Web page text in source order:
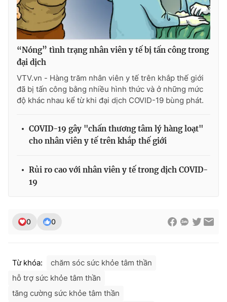
Ðiện thoại Thời báo VTV:
024.66 897 897
Email: toasoan@vtv.vn
Liên hệ quảng cáo:
024-7300.7108
® Cấm sao chép dưới mọi hình thức nếu không có sự chấp
thuận bằng văn bản. Ghi rõ nguồn VTV.vn khi phát hành lại
“Nóng” tình trạng nhân viên y tế bị tấn công trong
đại dịch
VTV.vn - Hàng trăm nhân viên y tế trên khắp thế giới
đã bị tấn công bằng nhiều hình thức và ở những mức
độ khác nhau kể từ khi đại dịch COVID-19 bùng phát.
COVID-19 gây "chấn thương tâm lý hàng loạt"
cho nhân viên y tế trên khắp thế giới
Rủi ro cao với nhân viên y tế trong dịch COVID-
19
0 0
Từ khóa:
chăm sóc sức khỏe tâm thần
hỗ trợ sức khỏe tâm thần
tăng cường sức khỏe tâm thần